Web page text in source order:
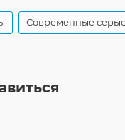
Современные